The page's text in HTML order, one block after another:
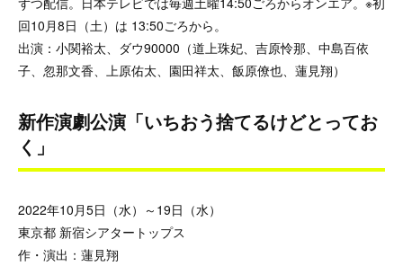
回10月8日（土）は 13:50ごろから。
出演：小関裕太、ダウ90000（道上珠妃、吉原怜那、中島百依
子、忽那文香、上原佑太、園田祥太、飯原僚也、蓮見翔）
新作演劇公演「いちおう捨てるけどとってお
く」
2022年10月5日（水）～19日（水）
東京都 新宿シアタートップス
作・演出：蓮見翔